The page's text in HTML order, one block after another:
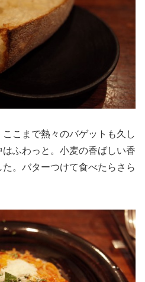
こまで熱々のバゲットも久し
ふわっと。小麦の香ばしい香
。バターつけて食べたらさら